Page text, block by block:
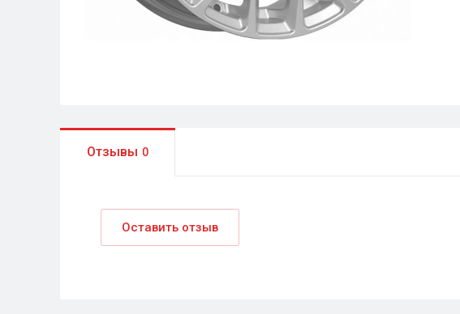
Отзывы 0
Оставить отзыв